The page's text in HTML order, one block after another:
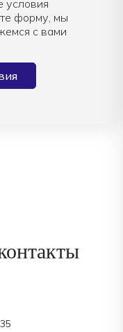
условия
форму, мы
с вами